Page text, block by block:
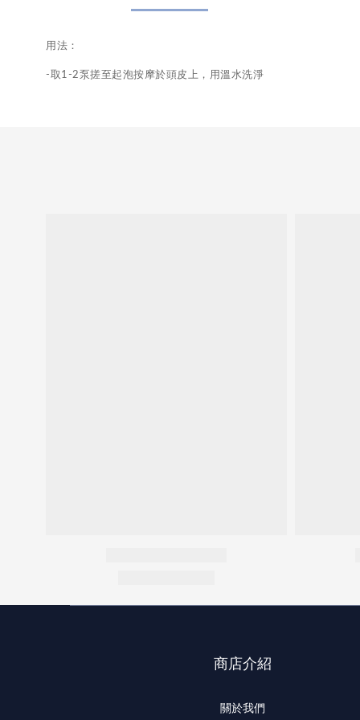
用法：
-取1-2泵搓至起泡按摩於頭皮上，用溫水洗淨
商店介紹
關於我們